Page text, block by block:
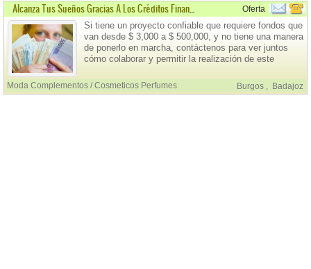
Alcanza Tus Sueños Gracias A Los Créditos Financieros Oferta
Si tiene un proyecto confiable que requiere fondos que
van desde $ 3,000 a $ 500,000, y no tiene una manera
de ponerlo en marcha, contáctenos para ver juntos
cómo colaborar y permitir la realización de este
caillouxlucie@gmail.com . Whatsapp:+33753245478
Moda Complementos / Cosmeticos Perfumes Burgos , Badajoz